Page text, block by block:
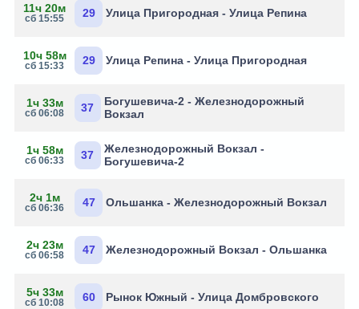
11ч 20м
сб 15:55 29 Улица Пригородная - Улица Репина
10ч 58м
сб 15:33 29 Улица Репина - Улица Пригородная
1ч 33м
сб 06:08 37
Богушевича-2 - Железнодорожный
Вокзал
1ч 58м
сб 06:33 37
Железнодорожный Вокзал -
Богушевича-2
2ч 1м
сб 06:36 47 Ольшанка - Железнодорожный Вокзал
2ч 23м
сб 06:58 47 Железнодорожный Вокзал - Ольшанка
5ч 33м
сб 10:08 60 Рынок Южный - Улица Домбровского